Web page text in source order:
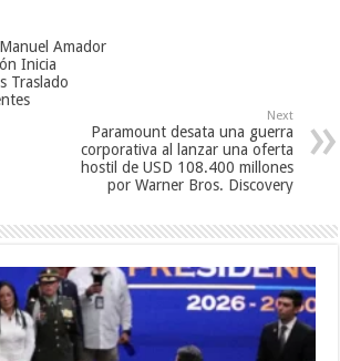
Amador
Inicia
Traslado
Next
Paramount desata una guerra
corporativa al lanzar una oferta
hostil de USD 108.400 millones
por Warner Bros. Discovery